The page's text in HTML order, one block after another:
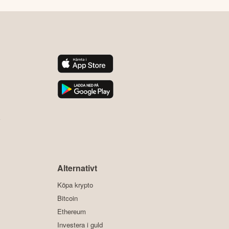
Alternativt
Köpa krypto
Bitcoin
Ethereum
Investera i guld